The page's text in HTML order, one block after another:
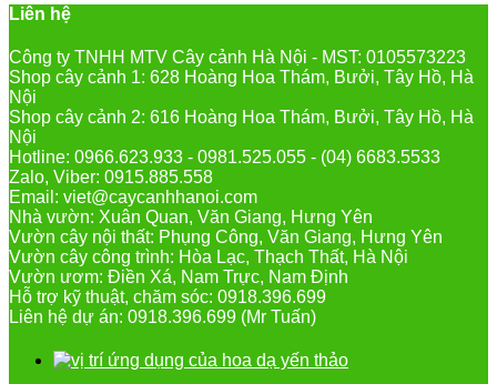
Liên hệ
Công ty TNHH MTV Cây cảnh Hà Nội - MST: 0105573223
Shop cây cảnh 1: 628 Hoàng Hoa Thám, Bưởi, Tây Hồ, Hà
Nội
Shop cây cảnh 2: 616 Hoàng Hoa Thám, Bưởi, Tây Hồ, Hà
Nội
Hotline: 0966.623.933 - 0981.525.055 - (04) 6683.5533
Zalo, Viber: 0915.885.558
Email: viet@caycanhhanoi.com
Nhà vườn: Xuân Quan, Văn Giang, Hưng Yên
Vườn cây nội thất: Phụng Công, Văn Giang, Hưng Yên
Vườn cây công trình: Hòa Lạc, Thạch Thất, Hà Nội
Vườn ươm: Điền Xá, Nam Trực, Nam Định
Hỗ trợ kỹ thuật, chăm sóc: 0918.396.699
Liên hệ dự án: 0918.396.699 (Mr Tuấn)